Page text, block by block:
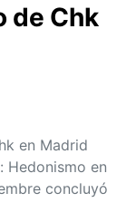
de Chk
en Madrid
Hedonismo en
concluyó